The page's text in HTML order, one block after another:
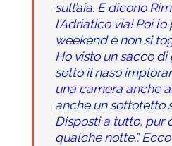
sull’aia. E dicono
l’Adriatico via! Poi
weekend e non si
Ho visto un sacco
sotto il naso
una camera anche
anche un sottotetto
Disposti a tutto, pur
qualche notte.”.